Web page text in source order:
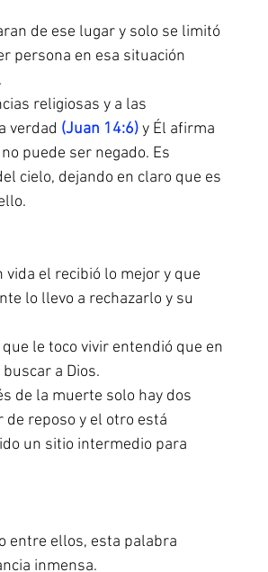
de ese lugar y solo se limitó
persona en esa situación
religiosas y a las
verdad (Juan 14:6) y Él afirma
puede ser negado. Es
cielo, dejando en claro que es
el recibió lo mejor y que
lo llevo a rechazarlo y su
le toco vivir entendió que en
a Dios.
de la muerte solo hay dos
reposo y el otro está
un sitio intermedio para
entre ellos, esta palabra
inmensa.